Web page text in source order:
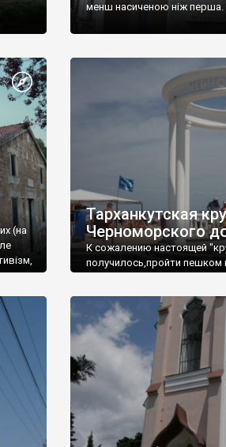
менш насиченою ніж перша.
(на
Тарханкутская
Черноморского
К сожалению настоящей
получилось,пройти